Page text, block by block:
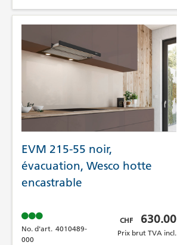
EVM 215-55 noir,
évacuation, Wesco hotte
encastrable
Prix brut TVA incl.
CHF 630.00
Prix brut TVA incl.
No. d'art. 4010489-
000